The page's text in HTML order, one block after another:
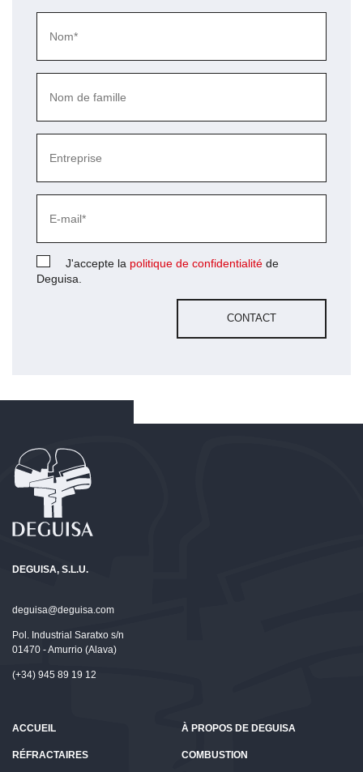
J'accepte la politique de confidentialité de
Deguisa.
DEGUISA, S.L.U.
deguisa@deguisa.com
Pol. Industrial Saratxo s/n
01470 - Amurrio (Alava)
(+34) 945 89 19 12
ACCUEIL À PROPOS DE DEGUISA
RÉFRACTAIRES COMBUSTION